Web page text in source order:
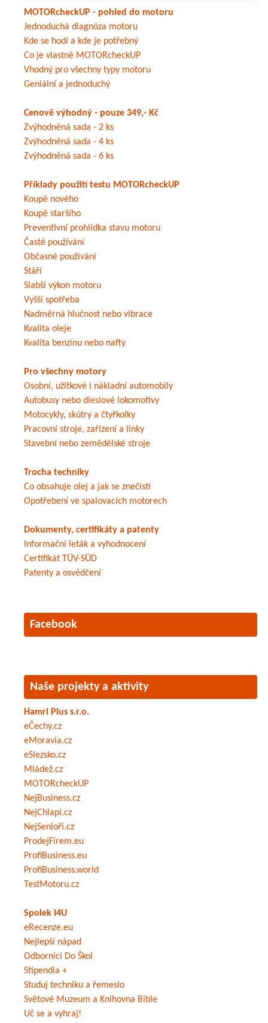
MOTORcheckUP - pohled do motoru
Jednoduchá diagnóza motoru
Kde se hodí a kde je potřebný
Co je vlastně MOTORcheckUP
Vhodný pro všechny typy motoru
Geniální a jednoduchý
Cenově výhodný - pouze 349,- Kč
Zvýhodněná sada - 2 ks
Zvýhodněná sada - 4 ks
Zvýhodněná sada - 6 ks
Příklady použití testu MOTORcheckUP
Koupě nového
Koupě staršího
Preventivní prohlídka stavu motoru
Časté používání
Občasné používání
Stáří
Slabší výkon motoru
Vyšší spotřeba
Nadměrná hlučnost nebo vibrace
Kvalita oleje
Kvalita benzínu nebo nafty
Pro všechny motory
Osobní, užitkové i nákladní automobily
Autobusy nebo dieslové lokomotivy
Motocykly, skútry a čtyřkolky
Pracovní stroje, zařízení a linky
Stavební nebo zemědělské stroje
Trocha techniky
Co obsahuje olej a jak se znečistí
Opotřebení ve spalovacích motorech
Dokumenty, certifikáty a patenty
Informační leták a vyhodnocení
Certifikát TÜV-SÜD
Patenty a osvědčení
Facebook
Naše projekty a aktivity
Hamri Plus s.r.o.
eČechy.cz
eMoravia.cz
eSlezsko.cz
Mládež.cz
MOTORcheckUP
NejBusiness.cz
NejChlapi.cz
NejSenioři.cz
ProdejFirem.eu
ProfiBusiness.eu
ProfiBusiness.world
TestMotoru.cz
Spolek I4U
eRecenze.eu
Nejlepší nápad
Odborníci Do Škol
Stipendia +
Studuj techniku a řemeslo
Světové Muzeum a Knihovna Bible
Uč se a vyhraj!